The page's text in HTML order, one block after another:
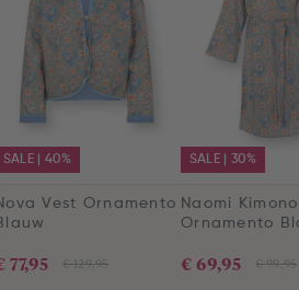
SALE | 40%
Vest Ornamento
€ 129,95
77,95
SALE | 30%
Naomi Kimono
Ornamento
€ 99,95
€ 69,95